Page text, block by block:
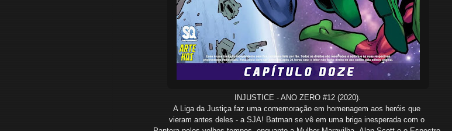
INJUSTICE - ANO ZERO #12 (2020).
A Liga da Justiça faz uma comemoração em homenagem aos heróis que
vieram antes deles - a SJA! Batman se vê em uma briga inesperada com o